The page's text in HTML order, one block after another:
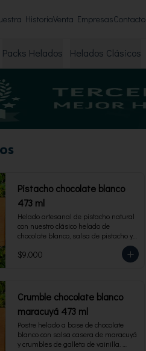
HistoriaVenta EmpresasContacto
Packs Helados Helados Clásicos
Pistacho chocolate blanco
473 ml
Helado artesanal de pistacho natural
con nuestro clásico helado de
chocolate blanco, salsa de pistacho y
trocitos de pistacho. Envase familiar
473 ml, rinde 4 porciones.
$9.000
Crumble chocolate blanco
maracuyá 473 ml
Postre helado a base de chocolate
blanco con salsa casera de maracuyá
y crumbles de galleta de vainilla.